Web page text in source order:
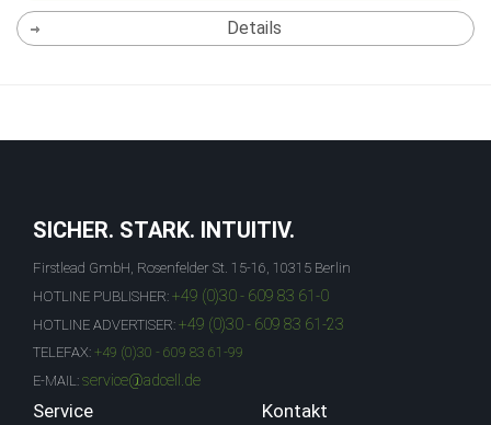
Details
SICHER. STARK. INTUITIV.
Firstlead GmbH, Rosenfelder St. 15-16, 10315 Berlin
HOTLINE PUBLISHER: +49 (0)30 - 609 83 61-0
HOTLINE ADVERTISER: +49 (0)30 - 609 83 61-23
TELEFAX: +49 (0)30 - 609 83 61-99
E-MAIL: service@adcell.de
Service Kontakt